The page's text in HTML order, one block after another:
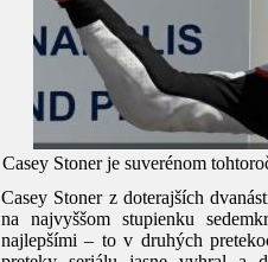
Casey Stoner je suverénom
Casey Stoner z doterajších
na najvyššom stupienku
najlepšími – to v druhých